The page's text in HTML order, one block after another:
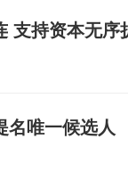
支持资本无序
名唯一候选人